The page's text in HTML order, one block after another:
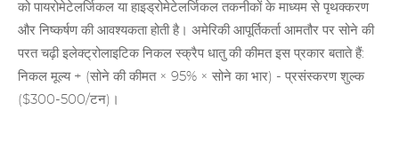
को पायरोमेटेलर्जिकल या हाइड्रोमेटेलर्जिकल तकनीकों के माध्यम से पृथक्करण
और निष्कर्षण की आवश्यकता होती है। अमेरिकी आपूर्तिकर्ता आमतौर पर सोने की
परत चढ़ी इलेक्ट्रोलाइटिक निकल स्क्रैप धातु की कीमत इस प्रकार बताते हैं:
निकल मूल्य + (सोने की कीमत × 95% × सोने का भार) - प्रसंस्करण शुल्क
($300-500/टन)।